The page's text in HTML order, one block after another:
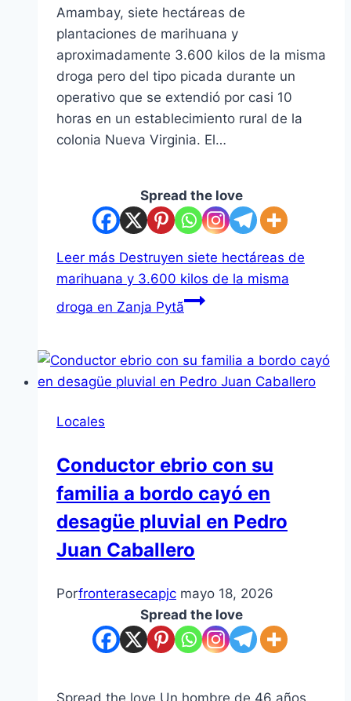
Amambay, siete hectáreas de
plantaciones de marihuana y
aproximadamente 3.600 kilos de la misma
droga pero del tipo picada durante un
operativo que se extendió por casi 10
horas en un establecimiento rural de la
colonia Nueva Virginia. El…
Spread the love
Leer más Destruyen siete hectáreas de
marihuana y 3.600 kilos de la misma
droga en Zanja Pytã
Locales
Conductor ebrio con su
familia a bordo cayó en
desagüe pluvial en Pedro
Juan Caballero
Porfronterasecapjc mayo 18, 2026
Spread the love
Spread the love Un hombre de 46 años